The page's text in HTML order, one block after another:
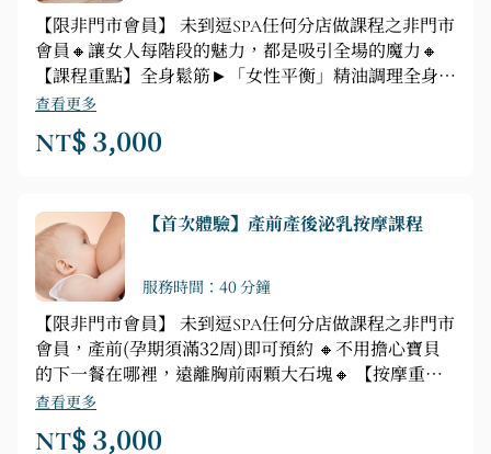
【限非門市會員】 未到逗SPA任何分店做課程之非門市
會員🔸讓女人每階段的魅力，都是吸引全場的魔力🔸
【課程重點】全身鬆筋►「女性平衡」精油調理全身正
反面舒壓按摩（腿、背、腹、胸、頭部舒緩按摩)
查看更多
NT$ 3,000
【首次體驗】產前產後泌乳按摩課程
服務時間：40 分鐘
【限非門市會員】 未到逗SPA任何分店做課程之非門市
會員，產前(孕期須滿32周)即可預約 🔸不用擔心寶貝
的下一餐在哪裡，遠離胸前兩顆大石塊🔸 【按摩重
點】 共振音樂►精油聞香►泌乳按摩40分鐘(冥想引導
►啟動手法►開穴►泌乳手法)
查看更多
NT$ 3,000